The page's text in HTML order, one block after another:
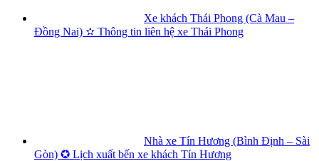
Xe khách Thái Phong (Cà Mau –
Đồng Nai) ✫ Thông tin liên hệ xe Thái Phong
Nhà xe Tín Hương (Bình Định – Sài
Gòn) ✪ Lịch xuất bến xe khách Tín Hương